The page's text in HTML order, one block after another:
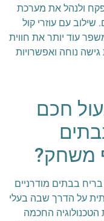
ולנהל את מערכת
עם עוזרי קול
עוד יותר את חווית
נוחה ואפשרויות
חכם
משחק?
בבתים מודרניים
על הדרך שבה בעלי
החכמה